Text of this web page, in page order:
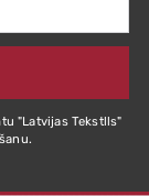
"Latvijas Tekstlls"